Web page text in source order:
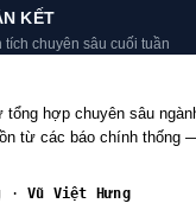
KẾT
tích chuyên sâu cuối tuần
tổng hợp chuyên sâu
từ các báo chính thống
·Vũ Việt Hưng